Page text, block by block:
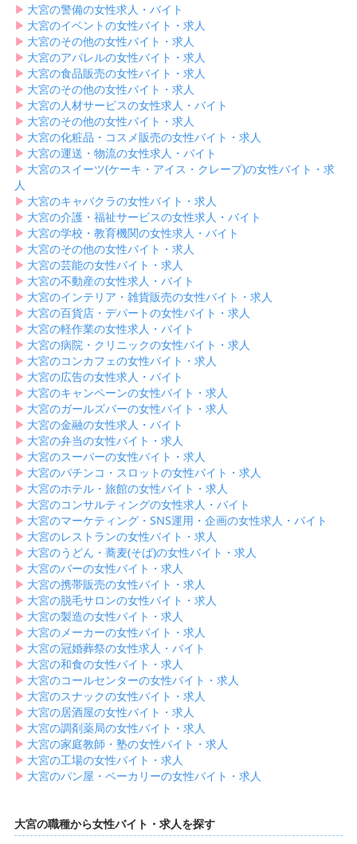
▶︎ 大宮の警備の女性求人・バイト
▶︎ 大宮のイベントの女性バイト・求人
▶︎ 大宮のその他の女性バイト・求人
▶︎ 大宮のアパレルの女性バイト・求人
▶︎ 大宮の食品販売の女性バイト・求人
▶︎ 大宮のその他の女性バイト・求人
▶︎ 大宮の人材サービスの女性求人・バイト
▶︎ 大宮のその他の女性バイト・求人
▶︎ 大宮の化粧品・コスメ販売の女性バイト・求人
▶︎ 大宮の運送・物流の女性求人・バイト
▶︎ 大宮のスイーツ(ケーキ・アイス・クレープ)の女性バイト・求
人
▶︎ 大宮のキャバクラの女性バイト・求人
▶︎ 大宮の介護・福祉サービスの女性求人・バイト
▶︎ 大宮の学校・教育機関の女性求人・バイト
▶︎ 大宮のその他の女性バイト・求人
▶︎ 大宮の芸能の女性バイト・求人
▶︎ 大宮の不動産の女性求人・バイト
▶︎ 大宮のインテリア・雑貨販売の女性バイト・求人
▶︎ 大宮の百貨店・デパートの女性バイト・求人
▶︎ 大宮の軽作業の女性求人・バイト
▶︎ 大宮の病院・クリニックの女性バイト・求人
▶︎ 大宮のコンカフェの女性バイト・求人
▶︎ 大宮の広告の女性求人・バイト
▶︎ 大宮のキャンペーンの女性バイト・求人
▶︎ 大宮のガールズバーの女性バイト・求人
▶︎ 大宮の金融の女性求人・バイト
▶︎ 大宮の弁当の女性バイト・求人
▶︎ 大宮のスーパーの女性バイト・求人
▶︎ 大宮のパチンコ・スロットの女性バイト・求人
▶︎ 大宮のホテル・旅館の女性バイト・求人
▶︎ 大宮のコンサルティングの女性求人・バイト
▶︎ 大宮のマーケティング・SNS運用・企画の女性求人・バイト
▶︎ 大宮のレストランの女性バイト・求人
▶︎ 大宮のうどん・蕎麦(そば)の女性バイト・求人
▶︎ 大宮のバーの女性バイト・求人
▶︎ 大宮の携帯販売の女性バイト・求人
▶︎ 大宮の脱毛サロンの女性バイト・求人
▶︎ 大宮の製造の女性バイト・求人
▶︎ 大宮のメーカーの女性バイト・求人
▶︎ 大宮の冠婚葬祭の女性求人・バイト
▶︎ 大宮の和食の女性バイト・求人
▶︎ 大宮のコールセンターの女性バイト・求人
▶︎ 大宮のスナックの女性バイト・求人
▶︎ 大宮の居酒屋の女性バイト・求人
▶︎ 大宮の調剤薬局の女性バイト・求人
▶︎ 大宮の家庭教師・塾の女性バイト・求人
▶︎ 大宮の工場の女性バイト・求人
▶︎ 大宮のパン屋・ベーカリーの女性バイト・求人
大宮の職種から女性バイト・求人を探す